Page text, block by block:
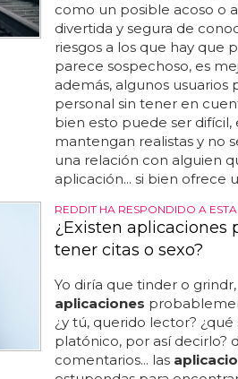
como un posible acoso o
divertida y segura de
riesgos a los que hay que
parece sospechoso, es
además, algunos
personal sin tener en
bien esto puede ser difícil,
mantengan realistas y no
una relación con alguien
aplicación... si bien ofrece
REDDIT HA RESPONDIDO A
¿Existen aplicaciones
tener citas o sexo?
Yo diría que tinder o
aplicaciones
¿y tú, querido lector? ¿qué
platónico, por así decirlo?
comentarios... las